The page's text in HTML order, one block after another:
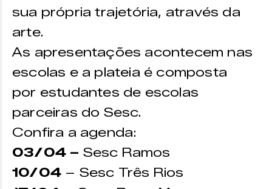
sua própria trajetória, através da
arte.
As apresentações acontecem nas
escolas e a plateia é composta
por estudantes de escolas
parceiras do Sesc.
Confira a agenda:
03/04 – Sesc Ramos
10/04 – Sesc Três Rios